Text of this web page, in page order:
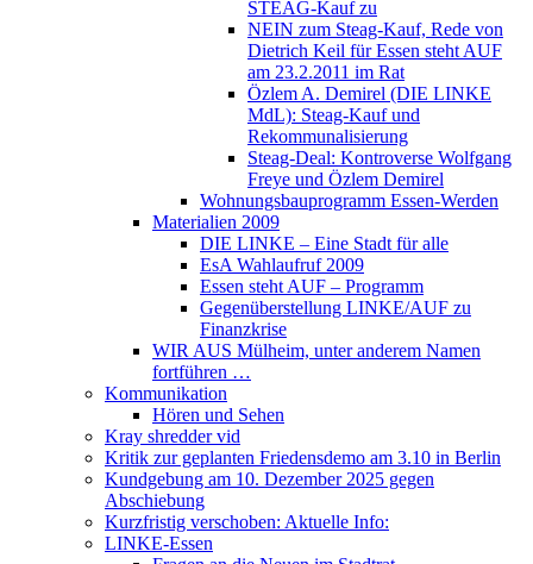
STEAG-Kauf zu
NEIN zum Steag-Kauf, Rede von
Dietrich Keil für Essen steht AUF
am 23.2.2011 im Rat
Özlem A. Demirel (DIE LINKE
MdL): Steag-Kauf und
Rekommunalisierung
Steag-Deal: Kontroverse Wolfgang
Freye und Özlem Demirel
Wohnungsbauprogramm Essen-Werden
Materialien 2009
DIE LINKE – Eine Stadt für alle
EsA Wahlaufruf 2009
Essen steht AUF – Programm
Gegenüberstellung LINKE/AUF zu
Finanzkrise
WIR AUS Mülheim, unter anderem Namen
fortführen …
Kommunikation
Hören und Sehen
Kray shredder vid
Kritik zur geplanten Friedensdemo am 3.10 in Berlin
Kundgebung am 10. Dezember 2025 gegen
Abschiebung
Kurzfristig verschoben: Aktuelle Info:
LINKE-Essen